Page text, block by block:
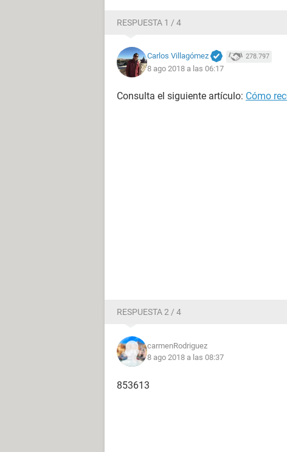
RESPUESTA 1 / 4
Carlos Villagómez 278.797
8 ago 2018 a las 06:17
Consulta el siguiente artículo: Cómo
RESPUESTA 2 / 4
carmenRodriguez
8 ago 2018 a las 08:37
853613